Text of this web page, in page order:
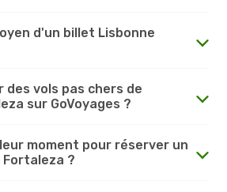
d'un billet Lisbonne
des vols pas chers de
sur GoVoyages ?
moment pour réserver un
Fortaleza ?